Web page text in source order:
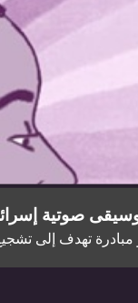
تهدف إلى تشجيع